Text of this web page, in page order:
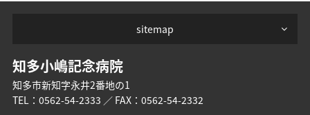
sitemap
知多小嶋記念病院
知多市新知字永井2番地の1
TEL： 0562-54-2333 ／ FAX：0562-54-2332